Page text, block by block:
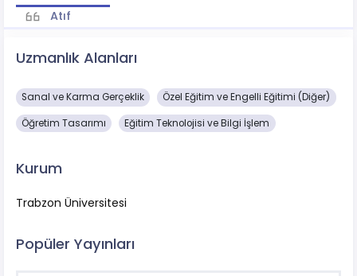
Atıf
Uzmanlık Alanları
Sanal ve Karma Gerçeklik Özel Eğitim ve Engelli Eğitimi (Diğer)
Öğretim Tasarımı Eğitim Teknolojisi ve Bilgi İşlem
Kurum
Trabzon Üniversitesi
Popüler Yayınları